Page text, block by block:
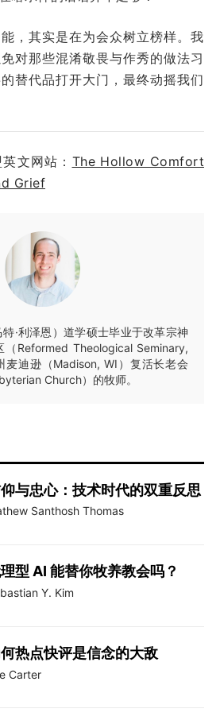
，其实是在为会众树立榜样。我
对那些混淆敬畏与作秀的做法习
替代品打开大门，最终动摇我们
文网站： The Hollow Comfort
Grief
特·利泽恩）道学硕士毕业于改革宗神
Reformed Theological Seminary,
麦迪逊（Madison, WI）复活长老会
Church）的牧师。
与忠心：技术时代的双重反思
Santhosh Thomas
型 AI 能替你牧养教会吗？
Y. Kim
热点快评是信念的大敌
Carter